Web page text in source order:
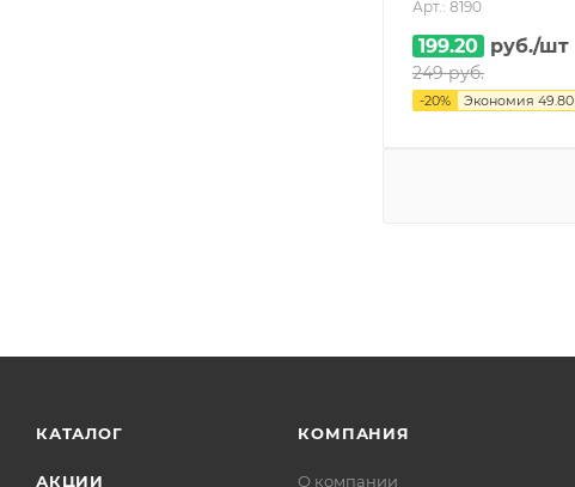
Арт.: 8190
199.20 руб./шт
249руб.
-20% Экономия 49.80
КАТАЛОГ
АКЦИИ
КОМПАНИЯ
О компании